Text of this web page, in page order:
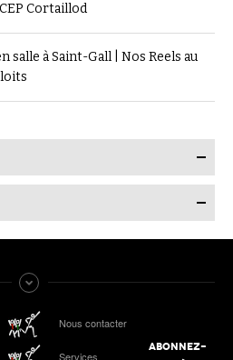
Cortaillod
salle à Saint-Gall | Nos Reels au
Mondiaux indoor 2025 à Nanjing :
notre suivi spécial
Podcast d’ATHLE.ch | Jour 9 :
1ère finale mondiale en plein air
Nous contacter
Services
ABONNEZ-